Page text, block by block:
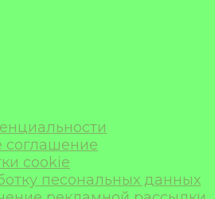
соглашение
cookie
песональных данных